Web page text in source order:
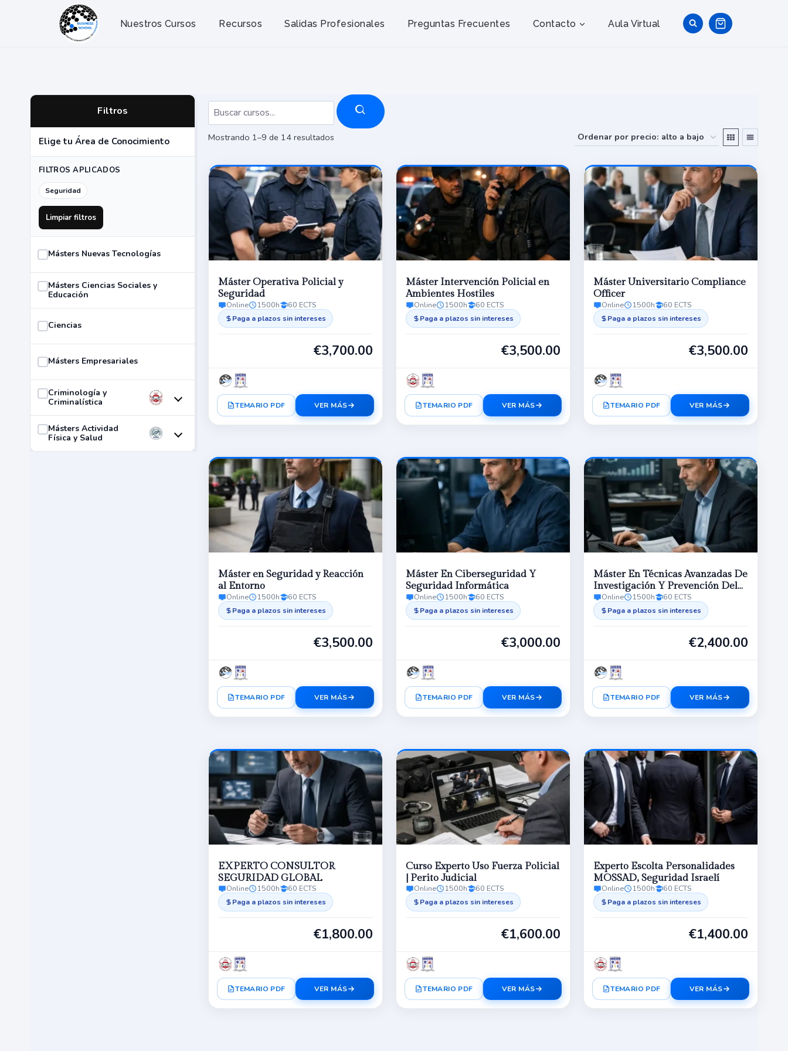
Nuestros Cursos Recursos Salidas Profesionales Preguntas Frecuentes Contacto Aula Virtual
Filtros
Elige tu Área de Conocimiento
FILTROS APLICADOS
Seguridad
Limpiar filtros
Másters Nuevas Tecnologías
Másters Ciencias Sociales y
Educación
Ciencias
Másters Empresariales
Criminología y
Criminalística
Másters Actividad
Física y Salud
Mostrando 1–9 de 14 resultados
precio:
alto
a
bajo
Máster Operativa Policial y
Seguridad
Online 1500h 60 ECTS
Paga a plazos sin intereses
€3,700.00
TEMARIO PDF VER MÁS
Máster Intervención Policial en
Ambientes Hostiles
Online 1500h 60 ECTS
Paga a plazos sin intereses
€3,500.00
TEMARIO PDF VER MÁS
Máster Universitario Compliance
Officer
Online 1500h 60 ECTS
Paga a plazos sin intereses
€3,500.00
TEMARIO PDF VER MÁS
Máster en Seguridad y Reacción
al Entorno
Online 1500h 60 ECTS
Paga a plazos sin intereses
€3,500.00
TEMARIO PDF VER MÁS
Máster En Ciberseguridad Y
Seguridad Informática
Online 1500h 60 ECTS
Paga a plazos sin intereses
€3,000.00
TEMARIO PDF VER MÁS
Máster En Técnicas Avanzadas De
Investigación Y Prevención Del
Blanqueo De Capitales. UDEF Y
UCO
Online 1500h 60 ECTS
Paga a plazos sin intereses
€2,400.00
TEMARIO PDF VER MÁS
EXPERTO CONSULTOR
SEGURIDAD GLOBAL
Online 1500h 60 ECTS
Paga a plazos sin intereses
€1,800.00
TEMARIO PDF VER MÁS
Curso Experto Uso Fuerza Policial
| Perito Judicial
Online 1500h 60 ECTS
Paga a plazos sin intereses
€1,600.00
TEMARIO PDF VER MÁS
Experto Escolta Personalidades
MOSSAD, Seguridad Israelí
Online 1500h 60 ECTS
Paga a plazos sin intereses
€1,400.00
TEMARIO PDF VER MÁS